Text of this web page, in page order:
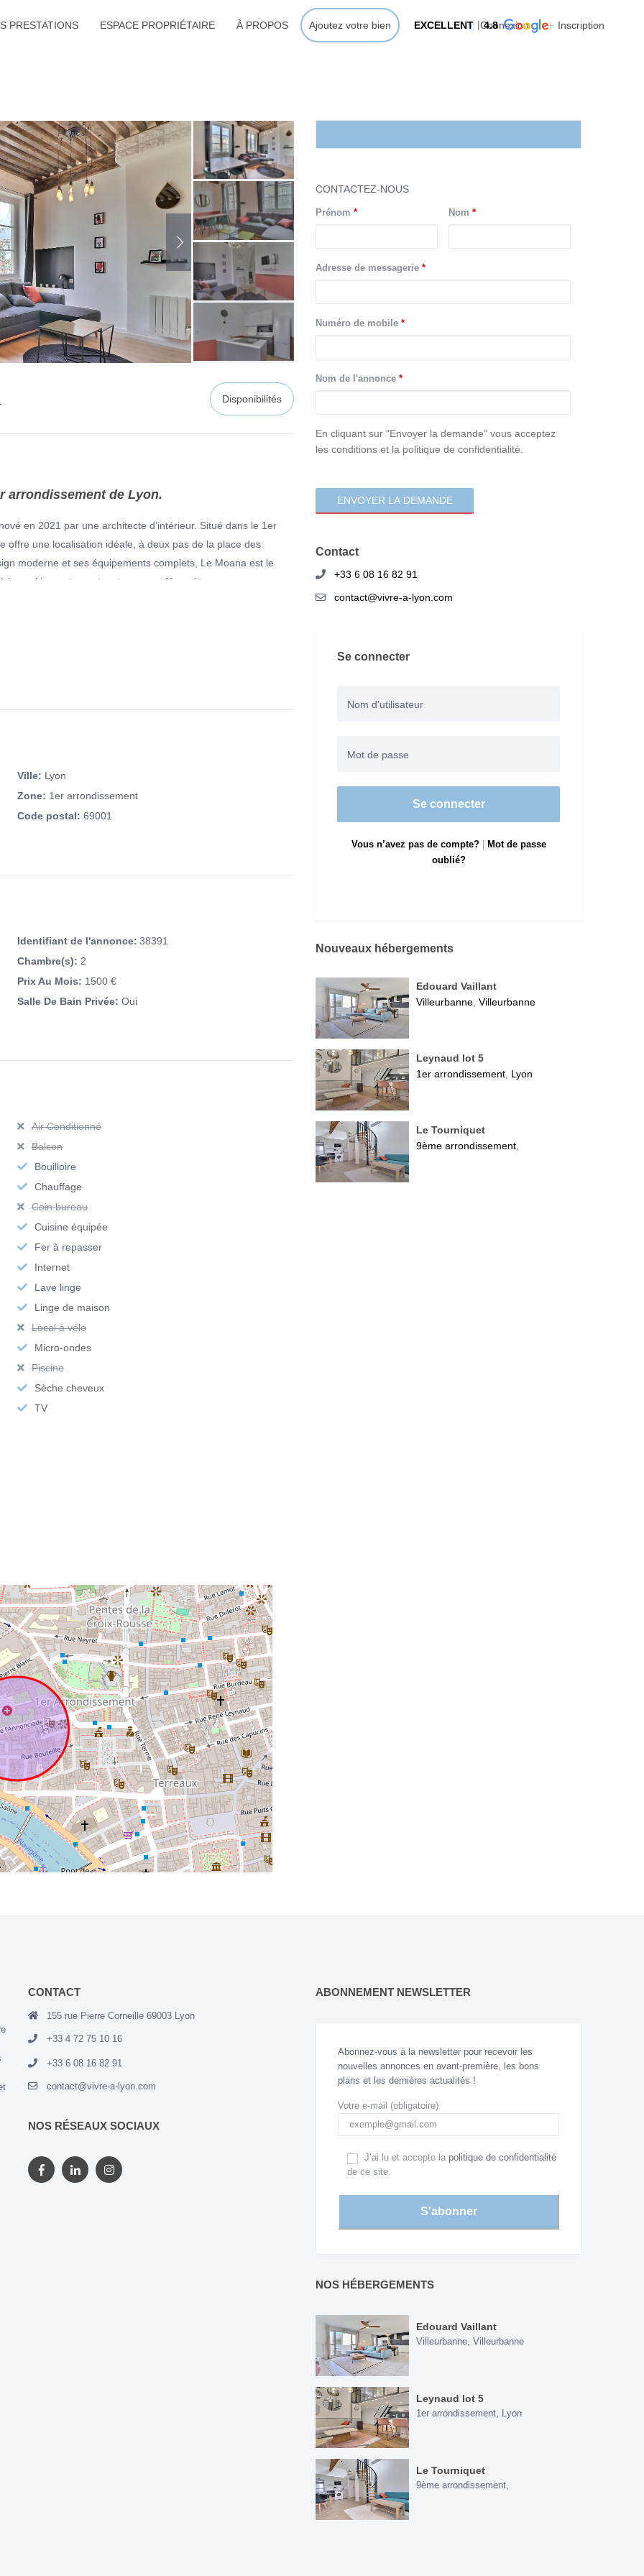
Connexion Inscription
PRESTATIONS ESPACE PROPRIÉTAIRE À PROPOS Ajoutez votre bien EXCELLENT 4.8
Disponibilités
arrondissement de Lyon.
en 2021 par une architecte d’intérieur. Situé dans le 1er
offre une localisation idéale, à deux pas de la place des
moderne et ses équipements complets, Le Moana est le
L’appartement se trouve au 4ème étage sans ascenseur
chacune d’un lit double standard (140×200 cm) et d’une
optimal, les draps et serviettes sont inclus, vous permettant
pentes de la Croix-Rousse.
pour ses galeries d’art et son esprit convivial
peuvent se faire à pied ou à vélo, vous permettant de profiter
Ville: Lyon
Zone: 1er arrondissement
Code postal: 69001
Identifiant de l'annonce: 38391
Chambre(s): 2
Prix Au Mois: 1500 €
Salle De Bain Privée: Oui
Air Conditionné
Balcon
Bouilloire
Chauffage
Coin bureau
Cuisine équipée
Fer à repasser
Internet
Lave linge
Linge de maison
Local à vélo
Micro-ondes
Piscine
Sèche cheveux
TV
CONTACTEZ-NOUS
Prénom * Nom *
Adresse de messagerie *
Numéro de mobile *
Nom de l'annonce *
consentement
En cliquant sur "Envoyer la demande" vous acceptez
les conditions et la politique de confidentialité.
Contact
+33 6 08 16 82 91
contact@vivre-a-lyon.com
Se connecter
Se connecter
Vous n’avez pas de compte?|
Mot de passe
oublié?
Nouveaux hébergements
Edouard Vaillant
Villeurbanne, Villeurbanne
Leynaud lot 5
1er arrondissement, Lyon
Le Tourniquet
9ème arrondissement,
CONTACT
155 rue Pierre Corneille 69003 Lyon
+33 4 72 75 10 16
+33 6 08 16 82 91
contact@vivre-a-lyon.com
NOS RÉSEAUX SOCIAUX
ABONNEMENT NEWSLETTER
Abonnez-vous à la newsletter pour recevoir les
nouvelles annonces en avant-première, les bons
plans et les dernières actualités !
Votre e-mail (obligatoire)
J’ai lu et accepte la politique de confidentialité
de ce site.
NOS HÉBERGEMENTS
Edouard Vaillant
Villeurbanne, Villeurbanne
Leynaud lot 5
1er arrondissement, Lyon
Le Tourniquet
9ème arrondissement,